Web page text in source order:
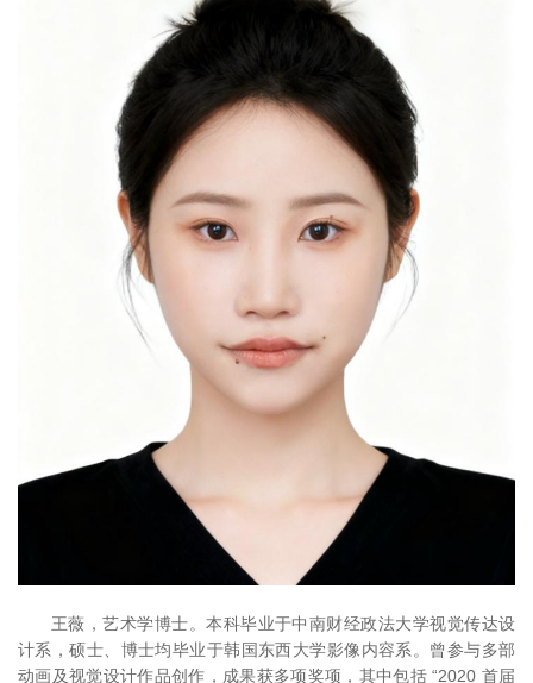
王薇，艺术学博士。本科毕业于中南财经政法大学视觉传达设
计系，硕士、博士均毕业于韩国东西大学影像内容系。曾参与多部
动画及视觉设计作品创作，成果获多项奖项，其中包括 “2020 首届